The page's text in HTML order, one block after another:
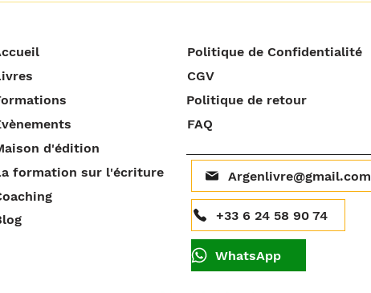
d'édition
formation sur l'écriture
Politique de Confidentialité
CGV
Politique de retour
FAQ
Argenlivre@gmail.com
+33 6 24 58 90 74
WhatsApp